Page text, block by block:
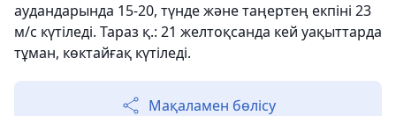
аудандарында 15-20, түнде және таңертең екпіні 23
м/с күтіледі. Тараз қ.: 21 желтоқсанда кей уақыттарда
тұман, көктайғақ күтіледі.
Мақаламен бөлісу